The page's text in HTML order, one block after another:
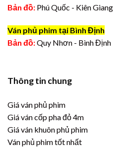
Bản đồ: Phú Quốc - Kiên Giang
Ván phủ phim tại Bình Định
Bản đồ:Quy Nhơn - Bình Định
Thông tin chung
Giá ván phủ phim
Giá ván cốp pha đỏ 4m
Giá ván khuôn phủ phim
Ván phủ phim tốt nhất